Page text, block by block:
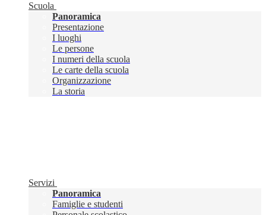
Scuola
Panoramica
Presentazione
I luoghi
Le persone
I numeri della scuola
Le carte della scuola
Organizzazione
La storia
Servizi
Panoramica
Famiglie e studenti